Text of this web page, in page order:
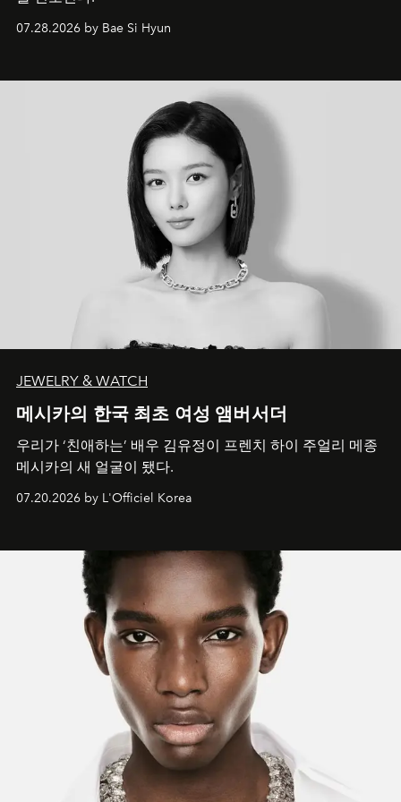
07.28.2026 by Bae Si Hyun
JEWELRY & WATCH
메시카의 한국 최초 여성 앰버서더
우리가 ‘친애하는’ 배우 김유정이 프렌치 하이 주얼리 메종
메시카의 새 얼굴이 됐다.
07.20.2026 by L'Officiel Korea